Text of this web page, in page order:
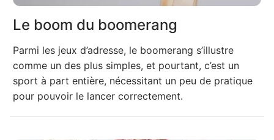
Le boom du boomerang
Parmi les jeux d’adresse, le boomerang s’illustre
comme un des plus simples, et pourtant, c’est un
sport à part entière, nécessitant un peu de pratique
pour pouvoir le lancer correctement.